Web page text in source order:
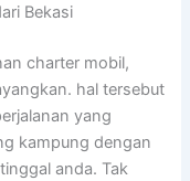
Bekasi
charter mobil,
hal tersebut
yang
kampung dengan
anda. Tak